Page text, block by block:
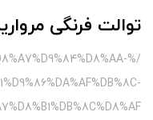
توالت فرنگی